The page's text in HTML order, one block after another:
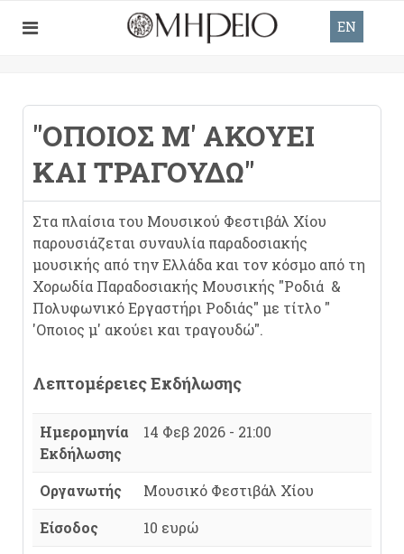
EN
"ΌΠΟΙΟΣ Μ' ΑΚΟΎΕΙ
ΚΑΙ ΤΡΑΓΟΥΔΏ"
Στα πλαίσια του Μουσικού Φεστιβάλ Χίου
παρουσιάζεται συναυλία παραδοσιακής
μουσικής από την Ελλάδα και τον κόσμο από τη
Χορωδία Παραδοσιακής Μουσικής "Ροδιά &
Πολυφωνικό Εργαστήρι Ροδιάς" με τίτλο "
'Οποιος μ' ακούει και τραγουδώ".
Λεπτομέρειες Εκδήλωσης
Ημερομηνία
Εκδήλωσης
14 Φεβ 2026 - 21:00
Οργανωτής
Μουσικό Φεστιβάλ Χίου
Είσοδος
10 ευρώ